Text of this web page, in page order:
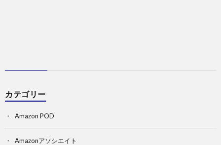
カテゴリー
Amazon POD
Amazonアソシエイト